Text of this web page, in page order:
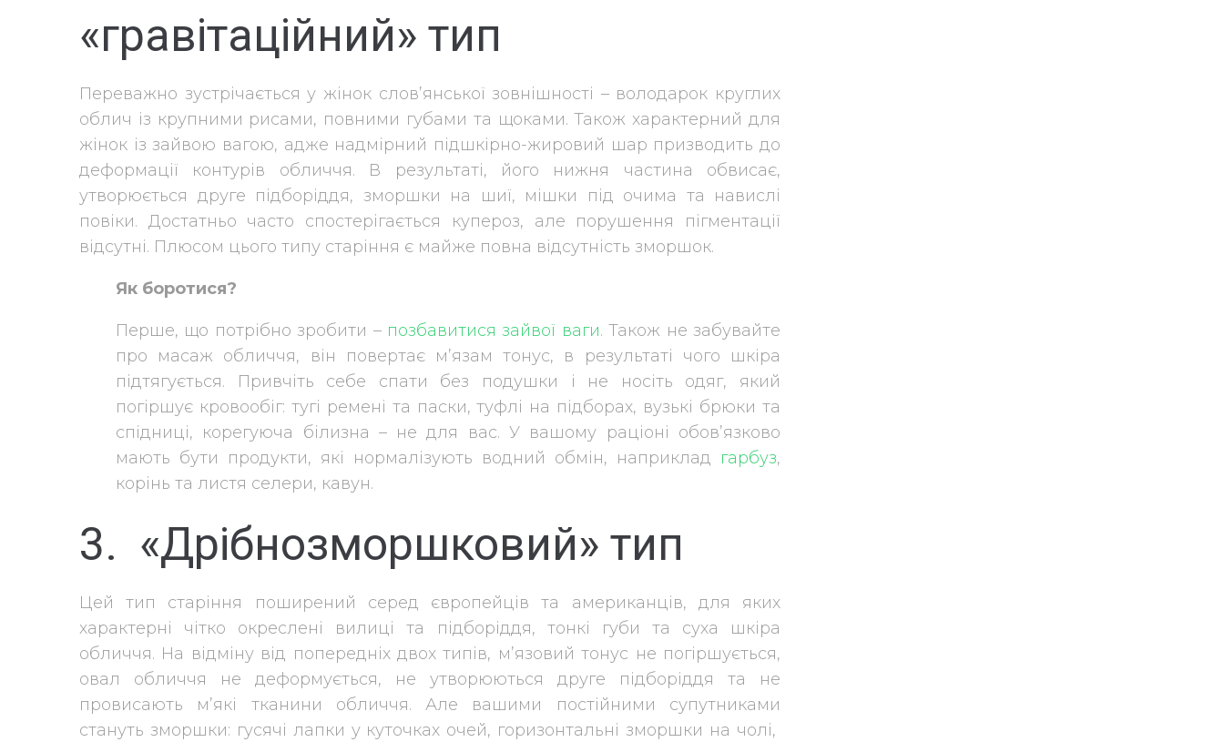
«гравітаційний» тип
Переважно зустрічається у жінок слов’янської зовнішності – володарок круглих
облич із крупними рисами, повними губами та щоками. Також характерний для
жінок із зайвою вагою, адже надмірний підшкірно-жировий шар призводить до
деформації контурів обличчя. В результаті, його нижня частина обвисає,
утворюється друге підборіддя, зморшки на шиї, мішки під очима та навислі
повіки. Достатньо часто спостерігається купероз, але порушення пігментації
відсутні. Плюсом цього типу старіння є майже повна відсутність зморшок.
Як боротися?
Перше, що потрібно зробити – позбавитися зайвої ваги. Також не забувайте
про масаж обличчя, він повертає м’язам тонус, в результаті чого шкіра
підтягується. Привчіть себе спати без подушки і не носіть одяг, який
погіршує кровообіг: тугі ремені та паски, туфлі на підборах, вузькі брюки та
спідниці, корегуюча білизна – не для вас. У вашому раціоні обов’язково
мають бути продукти, які нормалізують водний обмін, наприклад гарбуз,
корінь та листя селери, кавун.
3. «Дрібнозморшковий» тип
Цей тип старіння поширений серед європейців та американців, для яких
характерні чітко окреслені вилиці та підборіддя, тонкі губи та суха шкіра
обличчя. На відміну від попередніх двох типів, м’язовий тонус не погіршується,
овал обличчя не деформується, не утворюються друге підборіддя та не
провисають м’які тканини обличчя. Але вашими постійними супутниками
стануть зморшки: гусячі лапки у куточках очей, горизонтальні зморшки на чолі,